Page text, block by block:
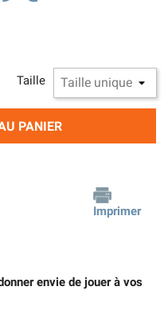
Taille
PANIER
Imprimer
envie de jouer à vos